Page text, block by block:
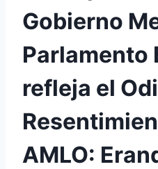
Gobierno
Parlamento
refleja el
AMLO: